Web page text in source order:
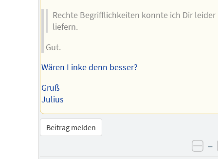
Rechte Begrifflichkeiten konnte ich Dir
liefern.
Gut.
Wären Linke denn besser?
Gruß
Julius
Beitrag melden
–